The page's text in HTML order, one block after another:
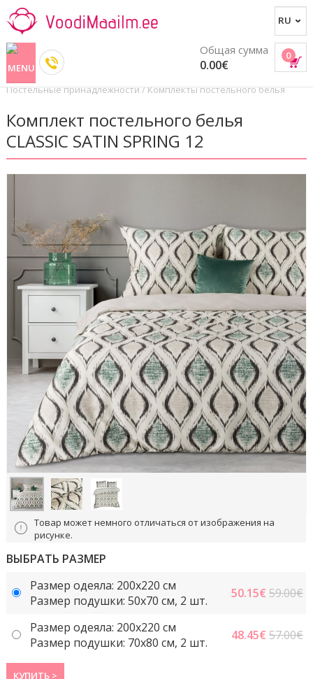
0
Общая сумма
0.00€
Постельные принадлежности/Комплекты постельного белья
Комплект постельного белья
CLASSIC SATIN SPRING 12
Товар может немного отличаться от изображения на
рисунке.
ВЫБРАТЬ РАЗМЕР
Размер одеяла: 200x220 cм
Размер подушки: 50x70 cм, 2 шт.
50.15€ 59.00€
Размер одеяла: 200x220 cм
Размер подушки: 70x80 см, 2 шт.
48.45€ 57.00€
КУПИТЬ >